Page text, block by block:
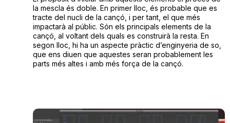
la mescla és doble. En primer lloc, és probable que es
tracte del nucli de la cançó, i per tant, el que més
impactarà al públic. Són els principals elements de la
cançó, al voltant dels quals es construirà la resta. En
segon lloc, hi ha un aspecte pràctic d’enginyeria de so,
que ens diuen que aquestes seran probablement les
parts més altes i amb més força de la cançó.